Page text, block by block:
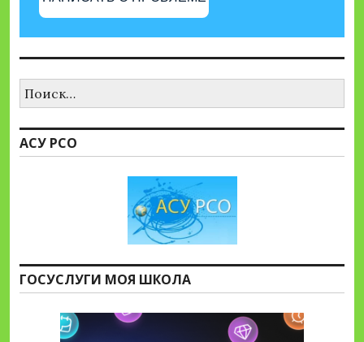
АСУ РСО
ГОСУСЛУГИ МОЯ ШКОЛА